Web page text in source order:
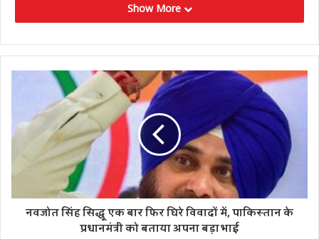
Show More
नवजोत सिंह सिद्धू एक बार फिर घिरे विवादों में, पाकिस्तान के
प्रधानमंत्री को बताया अपना बड़ा भाई